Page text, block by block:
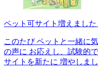
ペット可サイト増えました
このたび ペットと一緒に
の声に お応えし、試験的
サイトを新たに 増やしまし